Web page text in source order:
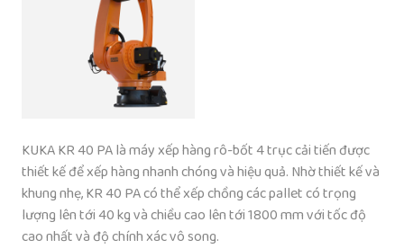
KUKA KR 40 PA là máy xếp hàng rô-bốt 4 trục cải tiến được
thiết kế để xếp hàng nhanh chóng và hiệu quả. Nhờ thiết kế và
khung nhẹ, KR 40 PA có thể xếp chồng các pallet có trọng
lượng lên tới 40 kg và chiều cao lên tới 1800 mm với tốc độ
cao nhất và độ chính xác vô song.